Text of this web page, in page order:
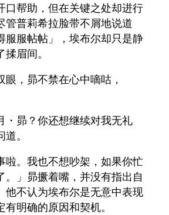
口帮助，但在关键之处却进行
管普莉希拉脸带不屑地说道
服服帖帖」，埃布尔却只是静
眉间。
眼，昴不禁在心中嘀咕，
・昴？你还想继续对我无礼
。
啦。我也不想吵架，如果你忙
。」昴撅着嘴，并没有指出自
他不认为埃布尔是无意中表现
明确的原因和契机。